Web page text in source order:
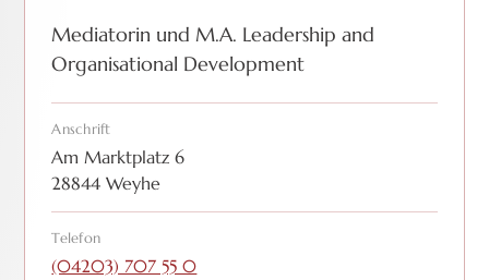
Mediatorin und M.A. Leadership and
Organisational Development
Anschrift
Am Marktplatz 6
28844 Weyhe
Telefon
(04203) 707 55 0